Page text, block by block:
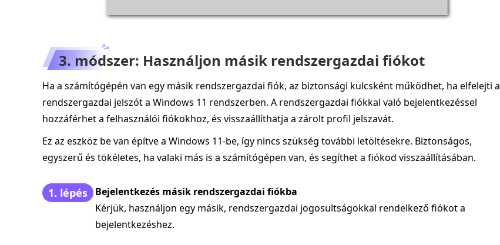
3. módszer: Használjon másik rendszergazdai fiókot
Ha a számítógépén van egy másik rendszergazdai fiók, az biztonsági kulcsként működhet, ha elfelejti a
rendszergazdai jelszót a Windows 11 rendszerben. A rendszergazdai fiókkal való bejelentkezéssel
hozzáférhet a felhasználói fiókokhoz, és visszaállíthatja a zárolt profil jelszavát.
Ez az eszköz be van építve a Windows 11-be, így nincs szükség további letöltésekre. Biztonságos,
egyszerű és tökéletes, ha valaki más is a számítógépen van, és segíthet a fiókod visszaállításában.
1. lépés
Bejelentkezés másik rendszergazdai fiókba
Kérjük, használjon egy másik, rendszergazdai jogosultságokkal rendelkező fiókot a
bejelentkezéshez.